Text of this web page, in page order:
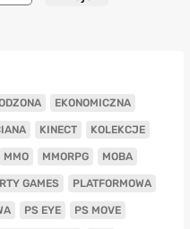
EKONOMICZNA
KINECT KOLEKCJE
MMO MMORPG MOBA
GAMES PLATFORMOWA
PS EYE PS MOVE